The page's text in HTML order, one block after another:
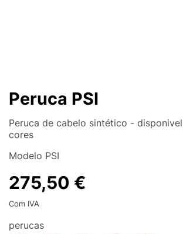
Peruca PSI
Peruca de cabelo sintético -
cores
Modelo PSI
275,50 €
Com IVA
perucas